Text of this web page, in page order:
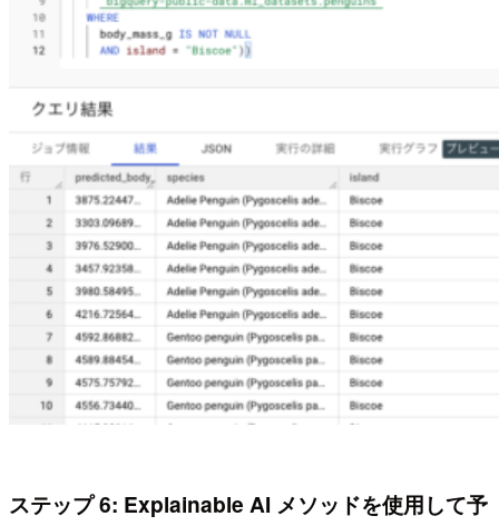
ステップ 6: Explainable AI メソッドを使用して予